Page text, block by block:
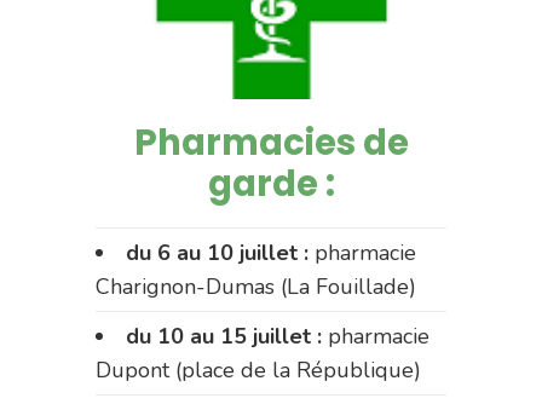
Pharmacies de
garde :
du 6 au 10 juillet : pharmacie
Charignon-Dumas (La Fouillade)
du 10 au 15 juillet : pharmacie
Dupont (place de la République)